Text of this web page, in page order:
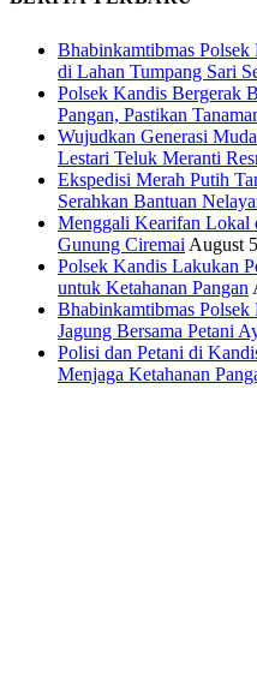
Bhabinkamtibmas
di Lahan Tumpang Sari
Polsek Kandis Bergerak
Pangan, Pastikan
Wujudkan Generasi
Lestari Teluk Meranti
Ekspedisi Merah Putih
Serahkan Bantuan
Menggali Kearifan Lokal
Gunung Ciremai August
Polsek Kandis Lakukan
untuk Ketahanan Pangan
Bhabinkamtibmas Polsek
Jagung Bersama Petani
Polisi dan Petani di
Menjaga Ketahanan